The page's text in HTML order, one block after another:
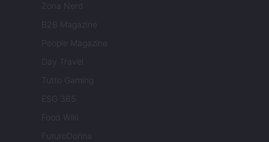
Zona Nerd
B2B Magazine
People Magazine
Day Travel
Tutto Gaming
ESG 365
Food Wiki
FuturoDonna